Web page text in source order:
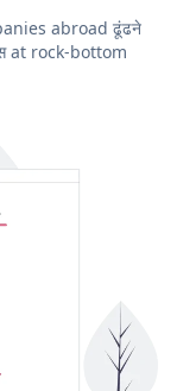
abroad ढूंढने
at rock-bottom